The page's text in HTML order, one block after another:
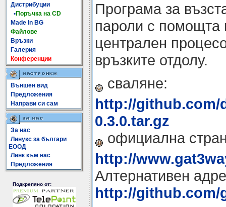
Дистрибуции
•Поръчка на CD
Made In BG
Файлове
Връзки
Галерия
Конференции
Външен вид
Предложения
Направи си сам
За нас
Линукс за българи
ЕООД
Линк към нас
Предложения
Подкрепяно от:
Програма за
пароли с помощта
централен
връзките отдолу.
сваляне:
http://github.com/
0.3.0.tar.gz
официална
http://
Алтернативен
http://github.com/